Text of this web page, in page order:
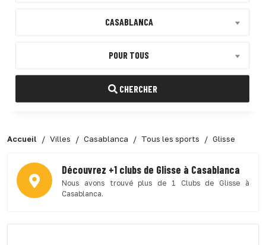
CASABLANCA
POUR TOUS
CHERCHER
Accueil Villes Casablanca Tous les sports Glisse
Découvrez +1 clubs de Glisse à Casablanca
Nous avons trouvé plus de 1 Clubs de Glisse à
Casablanca.